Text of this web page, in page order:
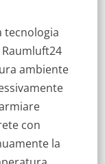
tecnologia
ambiente
con
la